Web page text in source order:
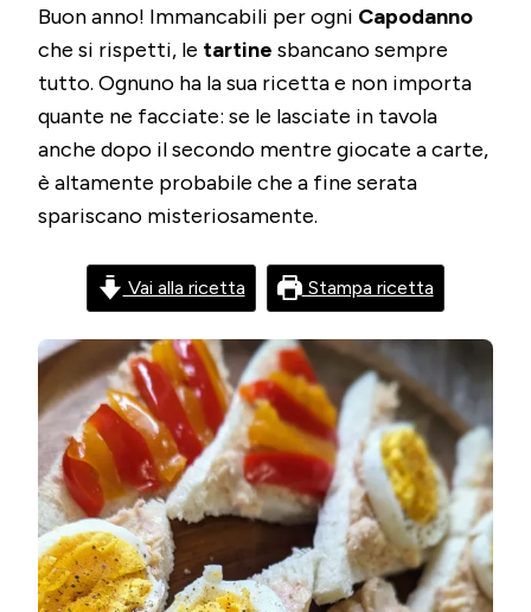
Buon anno! Immancabili per ogni Capodanno
che si rispetti, le tartine sbancano sempre
tutto. Ognuno ha la sua ricetta e non importa
quante ne facciate: se le lasciate in tavola
anche dopo il secondo mentre giocate a carte,
è altamente probabile che a fine serata
spariscano misteriosamente.
Vai alla ricetta Stampa ricetta